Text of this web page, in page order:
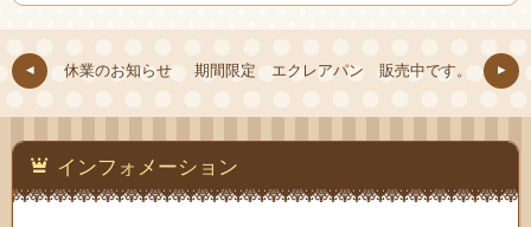
休業のお知らせ 期間限定 エクレアパン 販売中です。
インフォメーション